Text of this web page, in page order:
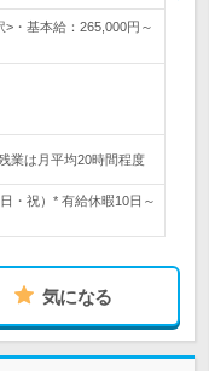
>・基本給：265,000円～
業は月平均20時間程度
・祝）* 有給休暇10日～
気になる